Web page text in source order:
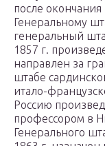
после
Генеральному
генеральный
1857 г.
направлен за
штабе
итало-
Россию
профессором в
Генерального